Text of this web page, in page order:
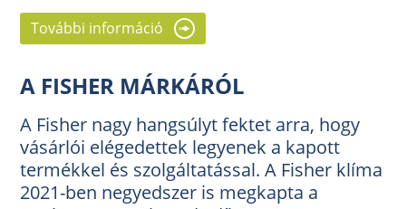
További információ
A FISHER MÁRKÁRÓL
A Fisher nagy hangsúlyt fektet arra, hogy
vásárlói elégedettek legyenek a kapott
termékkel és szolgáltatással. A Fisher klíma
2021-ben negyedszer is megkapta a